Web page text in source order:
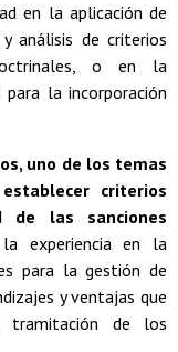
en la aplicación de
análisis de criterios
o en la
la incorporación
uno de los temas
criterios
de las sanciones
experiencia en la
para la gestión de
y ventajas que
tramitación de los